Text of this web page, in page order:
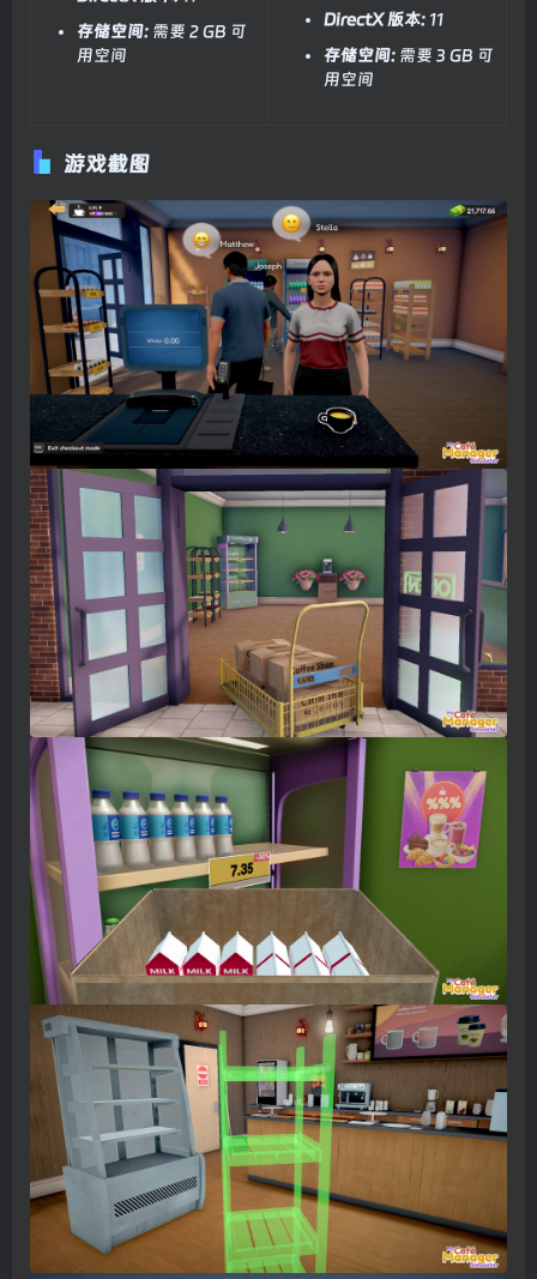
存储空间: 需要 2 GB 可
用空间
DirectX 版本: 11
存储空间: 需要 3 GB 可
用空间
游戏截图